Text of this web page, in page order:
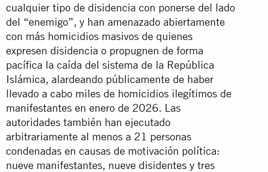
cualquier tipo de disidencia con ponerse del lado
del “enemigo”, y han amenazado abiertamente
con más homicidios masivos de quienes
expresen disidencia o propugnen de forma
pacífica la caída del sistema de la República
Islámica, alardeando públicamente de haber
llevado a cabo miles de homicidios ilegítimos de
manifestantes en enero de 2026. Las
autoridades también han ejecutado
arbitrariamente al menos a 21 personas
condenadas en causas de motivación política:
nueve manifestantes, nueve disidentes y tres